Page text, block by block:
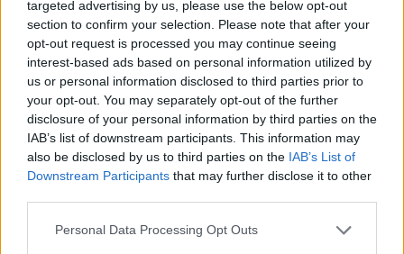
targeted advertising by us, please use the below opt-out
section to confirm your selection. Please note that after your
opt-out request is processed you may continue seeing
interest-based ads based on personal information utilized by
us or personal information disclosed to third parties prior to
your opt-out. You may separately opt-out of the further
disclosure of your personal information by third parties on the
IAB’s list of downstream participants. This information may
also be disclosed by us to third parties on the IAB’s List of
Downstream Participants that may further disclose it to other
Please note that this website/app uses one or more Google
Personal Data Processing Opt Outs
jött magyarázat, a
médiacég azt állítja,
hogy mesterséges
beavatkozás
eredménye lett a sok
pozitív visszajelzés.
TOVÁBB OLVASOM